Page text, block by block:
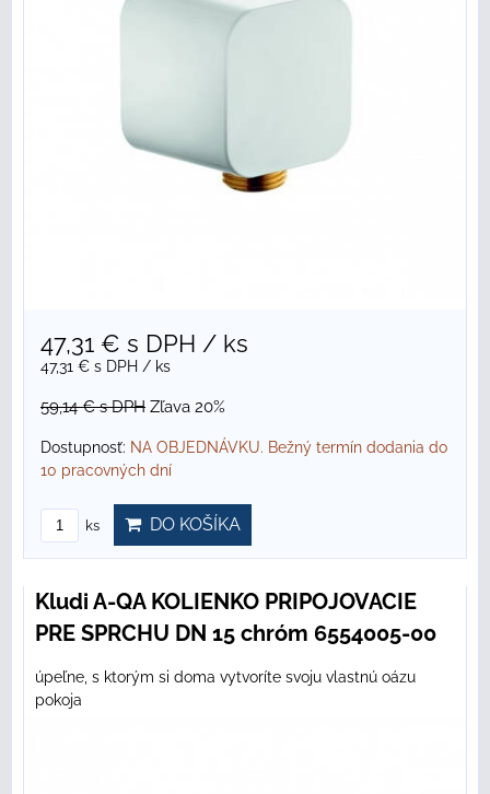
47,31 € s DPH / ks
47,31 € s DPH / ks
59,14 €s DPH Zľava 20%
Dostupnosť: NA OBJEDNÁVKU. Bežný termín dodania do
10 pracovných dní
ks DO KOŠÍKA
Kludi A-QA KOLIENKO PRIPOJOVACIE
PRE SPRCHU DN 15 chróm 6554005-00
úpeľne, s ktorým si doma vytvoríte svoju vlastnú oázu
pokoja